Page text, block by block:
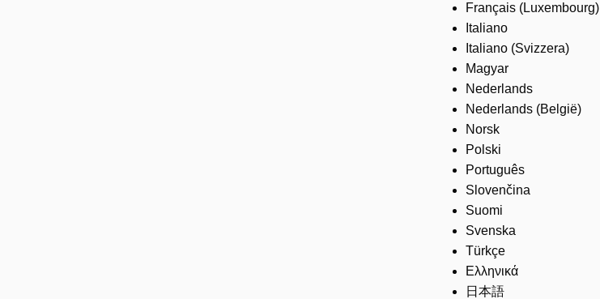
Français (Luxembourg)
Italiano
Italiano (Svizzera)
Magyar
Nederlands
Nederlands (België)
Norsk
Polski
Português
Slovenčina
Suomi
Svenska
Türkçe
Ελληνικά
日本語